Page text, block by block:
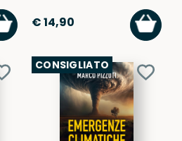
AGGIUNGI
AL
CARRELLO
€ 14,90
AL
Aggiungi
CONSIGLIATO